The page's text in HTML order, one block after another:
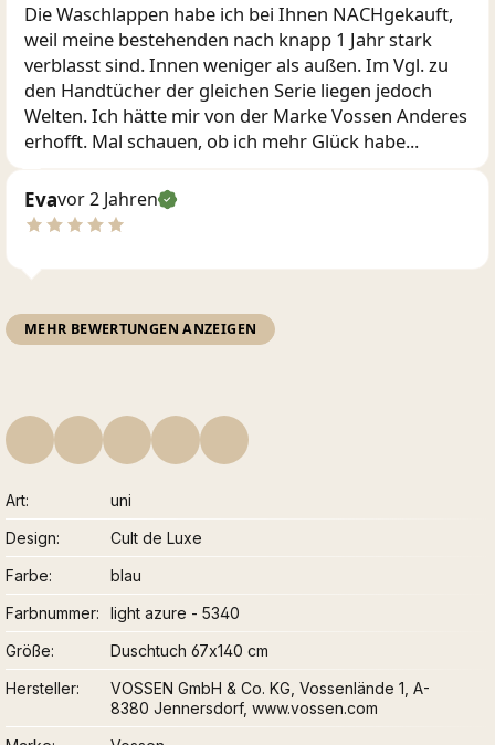
Die Waschlappen habe ich bei Ihnen NACHgekauft,
weil meine bestehenden nach knapp 1 Jahr stark
verblasst sind. Innen weniger als außen. Im Vgl. zu
den Handtücher der gleichen Serie liegen jedoch
Welten. Ich hätte mir von der Marke Vossen Anderes
erhofft. Mal schauen, ob ich mehr Glück habe...
Evavor 2 Jahren
MEHR BEWERTUNGEN ANZEIGEN
Art
uni
Design
Cult de Luxe
Farbe
blau
Farbnummer
light azure - 5340
Größe
Duschtuch 67x140 cm
Hersteller
VOSSEN GmbH & Co. KG, Vossenlände 1, A-
8380 Jennersdorf, www.vossen.com